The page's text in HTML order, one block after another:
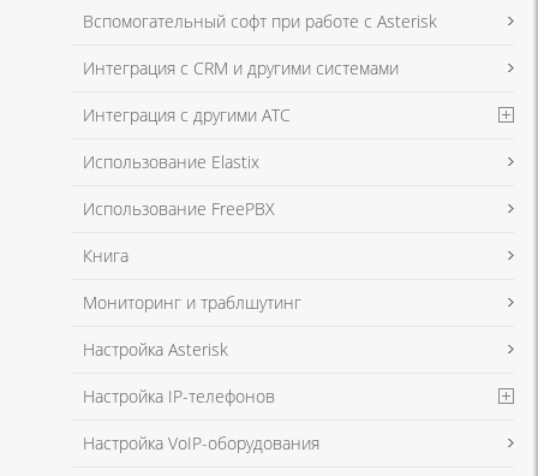
Я даю согласие на обработку моих персональных данных для связи
в соответствии с Политикой в отношении обработки персональных
Я даю согласие на обработку моих персональных данных для связи
в соответствии с Политикой в отношении обработки персональных
Вспомогательный софт при работе с Asterisk
Интеграция с CRM и другими системами
Интеграция с другими АТС
Использование Elastix
Использование FreePBX
Книга
Мониторинг и траблшутинг
Настройка Asterisk
Настройка IP-телефонов
Настройка VoIP-оборудования